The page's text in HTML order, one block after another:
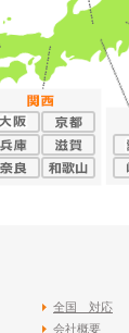
全国 対応
会社概要